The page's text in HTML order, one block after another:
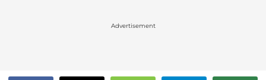
Advertisement